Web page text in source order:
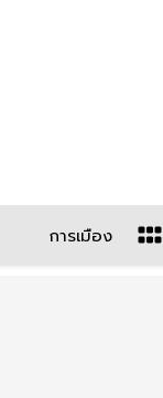
การเมือง